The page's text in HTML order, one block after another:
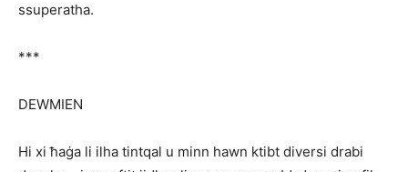
ssuperatha.
***
DEWMIEN
Hi xi ħaġa li ilha tintqal u minn hawn ktibt diversi drabi